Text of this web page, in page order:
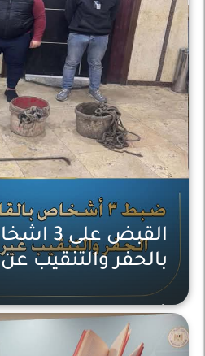
أخبار عاجلة
القبض
بالحفر والتنقيب عن